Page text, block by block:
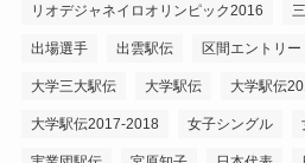
リオデジャネイロオリンピック2016
出場選手 出雲駅伝 区間エントリー
大学三大駅伝 大学駅伝 大学駅伝
大学駅伝2017-2018 女子シングル